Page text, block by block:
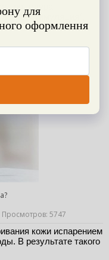
процедура
Просмотров: 5747
кожи испарением
В результате такого